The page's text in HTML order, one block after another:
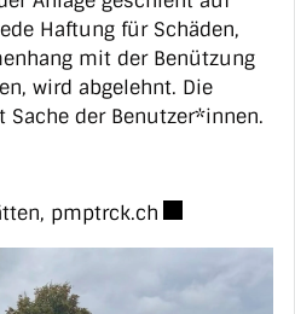
Haftung für Schäden,
mit der Benützung
wird abgelehnt. Die
Sache der Benutzer*innen.
pmptrck.ch